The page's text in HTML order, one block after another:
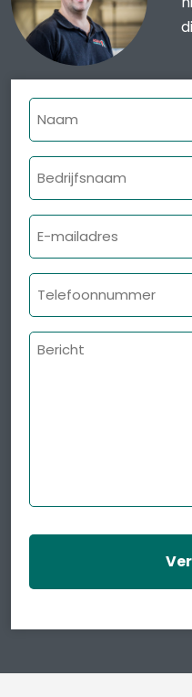
Naam
Bedrijfsnaam
E-
mailadres
Telefoonnummer
Bericht